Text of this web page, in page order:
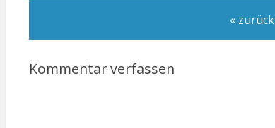
« zurück
Kommentar verfassen